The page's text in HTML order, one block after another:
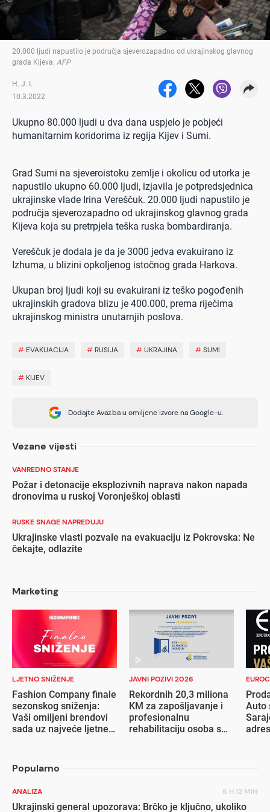
20.000 ljudi napustilo je područja sjeverozapadno od ukrajinskog glavnog
grada Kijeva. AFP
H. J. I.
10.3.2022
Ukupno 80.000 ljudi u dva dana uspjelo je pobjeći
humanitarnim koridorima iz regija Kijev i Sumi.
Grad Sumi na sjeveroistoku zemlje i okolicu od utorka je
napustilo ukupno 60.000 ljudi, izjavila je potpredsjednica
ukrajinske vlade Irina Vereščuk. 20.000 ljudi napustilo je
područja sjeverozapadno od ukrajinskog glavnog grada
Kijeva koja su pretrpjela teška ruska bombardiranja.
Vereščuk je dodala je da je 3000 jedva evakuirano iz
Izhuma, u blizini opkoljenog istočnog grada Harkova.
Ukupan broj ljudi koji su evakuirani iz teško pogođenih
ukrajinskih gradova blizu je 400.000, prema riječima
ukrajinskog ministra unutarnjih poslova.
# EVAKUACIJA # RUSIJA #UKRAJINA #SUMI
# KIJEV
Dodajte Avaz.ba u omiljene izvore na Google-u.
Vezane vijesti
VANREDNO STANJE
Požar i detonacije eksplozivnih naprava nakon napada
dronovima u ruskoj Voronješkoj oblasti
RUSKE SNAGE NAPREDUJU
Ukrajinske vlasti pozvale na evakuaciju iz Pokrovska: Ne
čekajte, odlazite
Marketing
LJETNO SNIŽENJE
Fashion Company finale
sezonskog sniženja:
Vaši omiljeni brendovi
sada uz najveće ljetne
JAVNI POZIVI 2026
Rekordnih 20,3 miliona
KM za zapošljavanje i
profesionalnu
rehabilitaciju osoba s
Auto
Popularno
ANALIZA 6 H 12 MIN
Ukrajinski general upozorava: Brčko je ključno, ukoliko